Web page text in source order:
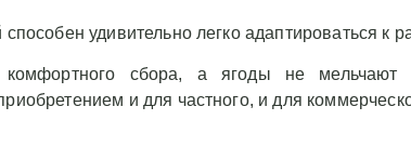
удивительно легко адаптироваться к
комфортного сбора, а ягоды не
и для частного, и для